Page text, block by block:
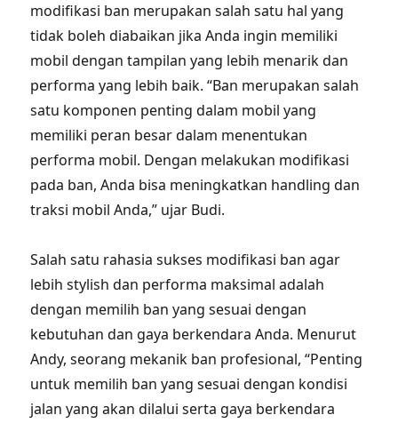
modifikasi ban merupakan salah satu hal yang
tidak boleh diabaikan jika Anda ingin memiliki
mobil dengan tampilan yang lebih menarik dan
performa yang lebih baik. “Ban merupakan salah
satu komponen penting dalam mobil yang
memiliki peran besar dalam menentukan
performa mobil. Dengan melakukan modifikasi
pada ban, Anda bisa meningkatkan handling dan
traksi mobil Anda,” ujar Budi.
Salah satu rahasia sukses modifikasi ban agar
lebih stylish dan performa maksimal adalah
dengan memilih ban yang sesuai dengan
kebutuhan dan gaya berkendara Anda. Menurut
Andy, seorang mekanik ban profesional, “Penting
untuk memilih ban yang sesuai dengan kondisi
jalan yang akan dilalui serta gaya berkendara